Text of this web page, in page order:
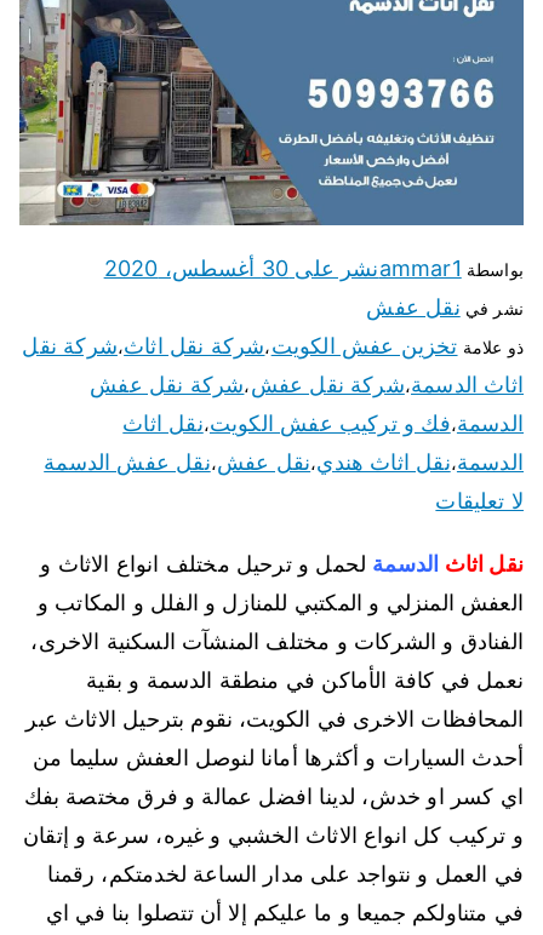
بواسطة ammar1نشر على 30 أغسطس، 2020
نشر في نقل عفش
ذو علامة تخزين عفش الكويت،شركة نقل اثاث،شركة نقل
اثاث الدسمة،شركة نقل عفش،شركة نقل عفش
الدسمة،فك و تركيب عفش الكويت،نقل اثاث
الدسمة،نقل اثاث هندي،نقل عفش،نقل عفش الدسمة
لا تعليقات
نقل اثاث الدسمة لحمل و ترحيل مختلف انواع الاثاث و
العفش المنزلي و المكتبي للمنازل و الفلل و المكاتب و
الفنادق و الشركات و مختلف المنشآت السكنية الاخرى،
نعمل في كافة الأماكن في منطقة الدسمة و بقية
المحافظات الاخرى في الكويت، نقوم بترحيل الاثاث عبر
أحدث السيارات و أكثرها أمانا لنوصل العفش سليما من
اي كسر او خدش، لدينا افضل عمالة و فرق مختصة بفك
و تركيب كل انواع الاثاث الخشبي و غيره، سرعة و إتقان
في العمل و نتواجد على مدار الساعة لخدمتكم، رقمنا
في متناولكم جميعا و ما عليكم إلا أن تتصلوا بنا في اي